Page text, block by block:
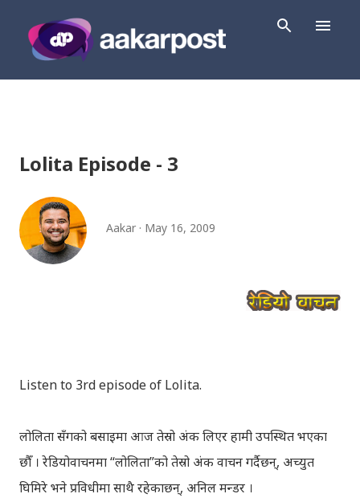
Lolita Episode - 3
Aakar May 16, 2009
Listen to 3rd episode of Lolita.
लोलिता सँगको बसाइमा आज तेस्रो अंक लिएर हामी उपस्थित भएका
छौँ । रेडियोवाचनमा “लोलिता”को तेस्रो अंक वाचन गर्दैछन्, अच्युत
घिमिरे भने प्रविधीमा साथै रहेकाछन्, अनिल मन्डर ।